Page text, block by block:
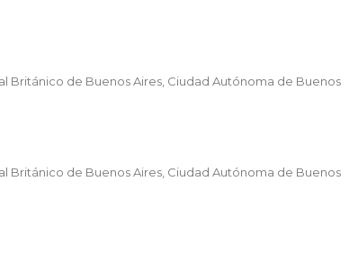
Británico de Buenos Aires, Ciudad Autónoma de Buenos
Británico de Buenos Aires, Ciudad Autónoma de Buenos